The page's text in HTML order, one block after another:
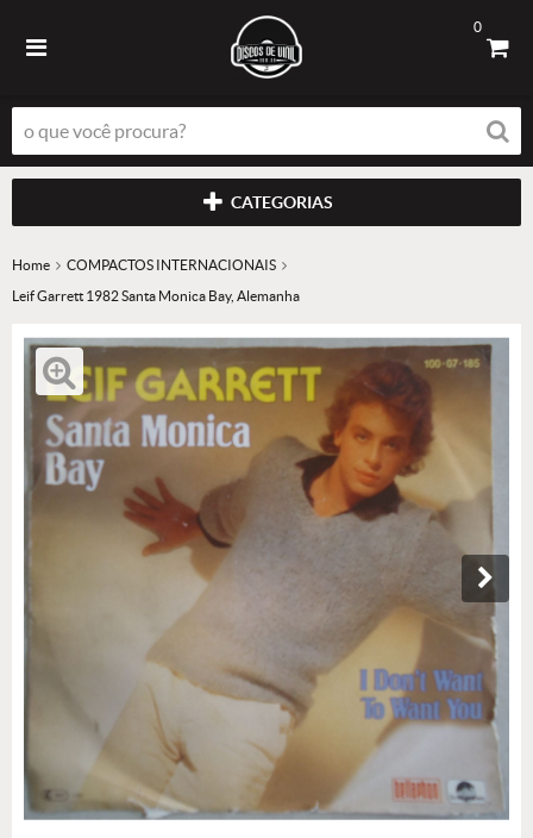
0
CATEGORIAS
Home
COMPACTOS INTERNACIONAIS
Leif Garrett 1982 Santa Monica Bay, Alemanha